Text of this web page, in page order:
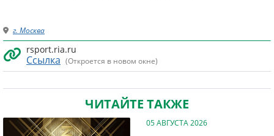
г. Москва
rsport.ria.ru
Ссылка (Откроется в новом окне)
ЧИТАЙТЕ ТАКЖЕ
05 АВГУСТА 2026